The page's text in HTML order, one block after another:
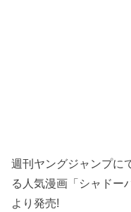
週刊ヤングジャンプに
る人気漫画「シャドー
より発売!